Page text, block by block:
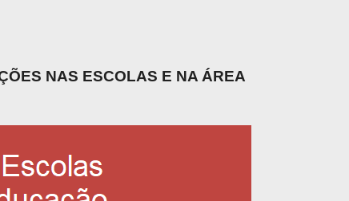
NAS ESCOLAS E NA ÁREA